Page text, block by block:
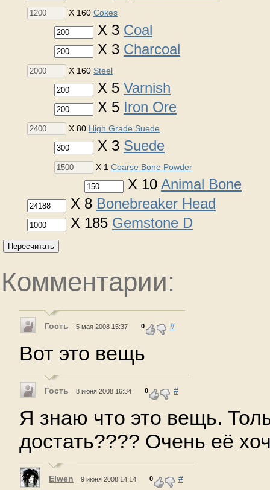
X 160 Cokes
X 3 Coal
X 3 Charcoal
X 160 Steel
X 5 Varnish
X 5 Iron Ore
X 80 High Grade Suede
X 3 Suede
X 1 Coarse Bone Powder
X 10 Animal Bone
X 8 Bonebreaker Head
X 185 Gemstone D
Пересчитать
Комментарии:
Гость 5 мая 2008 15:37 0 #
Вот это вещь
Гость 8 июня 2008 16:34 0 #
Я знаю что это вещь.
достать???? Очень её
Elwen 9 июня 2008 14:14 0 #